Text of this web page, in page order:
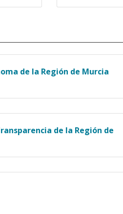
de la Región de Murcia
de la Región de